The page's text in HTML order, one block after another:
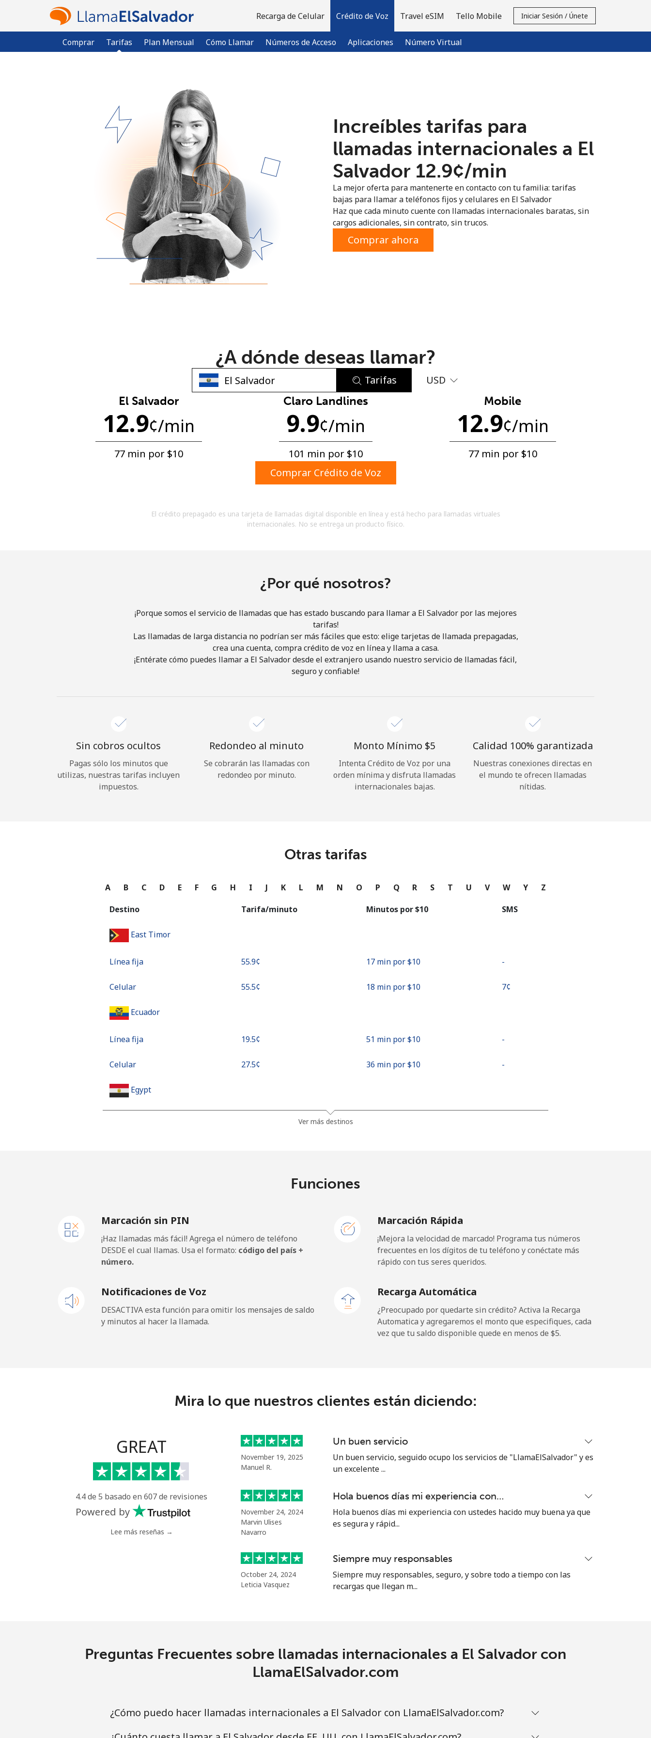
Recarga de Celular Crédito de Voz
Comprar Tarifas Plan Mensual Cómo Llamar Números de Acceso Aplicaciones Número Virtual
Travel eSIM Tello Mobile Iniciar Sesión / Únete
¿Ya tienes una cuenta? Inicia sesión →
Regístrate con
No se ha creado una contraseña
Mínimo 8 caracteres
Una letra mayúscula y una minúscula
Un caracter especial
acuerdo con estos
Términos y condiciones.
Únete
¡Hola!
Continuar con
Increíbles tarifas para
llamadas internacionales a El
Salvador ⁦12.9¢⁩/min
La mejor oferta para mantenerte en contacto con tu familia: tarifas
bajas para llamar a teléfonos fijos y celulares en El Salvador
Haz que cada minuto cuente con llamadas internacionales baratas, sin
cargos adicionales, sin contrato, sin trucos.
Comprar ahora
¿A dónde deseas llamar?
Tarifas USD
El Salvador
12.9¢/min
77 min por ⁦$10⁩
Claro Landlines
9.9¢/min
101 min por ⁦$10⁩
Mobile
12.9¢/min
77 min por ⁦$10⁩
Comprar Crédito de Voz
El crédito prepagado es una tarjeta de llamadas digital disponible en línea y está hecho para llamadas virtuales
internacionales. No se entrega un producto físico.
¿Por qué nosotros?
¡Porque somos el servicio de llamadas que has estado buscando para llamar a El Salvador por las mejores
tarifas!
Las llamadas de larga distancia no podrían ser más fáciles que esto: elige tarjetas de llamada prepagadas,
crea una cuenta, compra crédito de voz en línea y llama a casa.
¡Entérate cómo puedes llamar a El Salvador desde el extranjero usando nuestro servicio de llamadas fácil,
seguro y confiable!
Sin cobros ocultos
Pagas sólo los minutos que
utilizas, nuestras tarifas incluyen
impuestos.
Redondeo al minuto
Se cobrarán las llamadas con
redondeo por minuto.
Monto Mínimo ⁦$5⁩
Intenta Crédito de Voz por una
orden mínima y disfruta llamadas
internacionales bajas.
Calidad 100% garantizada
Nuestras conexiones directas en
el mundo te ofrecen llamadas
nítidas.
Otras tarifas
A B C D E F G H I J K L M N O P Q R S T U V W Y Z
Destino Tarifa/minuto Minutos por ⁦$10⁩ SMS
East Timor
Línea fija ⁦55.9¢⁩ 17 min por ⁦$10⁩ -
Celular ⁦55.5¢⁩ 18 min por ⁦$10⁩ ⁦7¢⁩
Ecuador
Línea fija ⁦19.5¢⁩ 51 min por ⁦$10⁩ -
Celular ⁦27.5¢⁩ 36 min por ⁦$10⁩ -
Egypt
Línea fija 77 min por ⁦$10⁩
Claro Landlines ⁦9.9¢⁩ 101 min por ⁦$10⁩ -
77 min por ⁦$10⁩
Equatorial Guinea
All country 13 min por ⁦$10⁩ -
⁦32.9¢⁩ 30 min por ⁦$10⁩
Línea fija ⁦1.5¢⁩ 665 min por ⁦$10⁩ -
Celular
Eswatini
Línea fija ⁦25.9¢⁩ 38 min por ⁦$10⁩
⁦20.5¢⁩ 48 min por ⁦$10⁩
Ver más destinos
Funciones
Marcación sin PIN
¡Haz llamadas más fácil! Agrega el número de teléfono
DESDE el cual llamas. Usa el formato: código del país +
número.
Marcación Rápida
¡Mejora la velocidad de marcado! Programa tus números
frecuentes en los dígitos de tu teléfono y conéctate más
rápido con tus seres queridos.
Notificaciones de Voz
DESACTIVA esta función para omitir los mensajes de saldo
y minutos al hacer la llamada.
Recarga Automática
¿Preocupado por quedarte sin crédito? Activa la Recarga
Automatica y agregaremos el monto que especifiques, cada
vez que tu saldo disponible quede en menos de ⁦$5⁩.
Mira lo que nuestros clientes están diciendo:
GREAT
4.4 de 5 basado en 607 de revisiones
Powered by
Lee más reseñas →
November 19, 2025
Manuel R.
Un buen servicio
Un buen servicio, seguido ocupo los servicios de "LlamaElSalvador" y es
un excelente ...
November 24, 2024
Marvin Ulises
Navarro
Hola buenos días mi experiencia con…
Hola buenos días mi experiencia con ustedes hacido muy buena ya que
es segura y rápid...
October 24, 2024
Leticia Vasquez
Siempre muy responsables
Siempre muy responsables, seguro, y sobre todo a tiempo con las
recargas que llegan m...
Preguntas Frecuentes sobre llamadas internacionales a El Salvador con
LlamaElSalvador.com
¿Cómo puedo hacer llamadas internacionales a El Salvador con LlamaElSalvador.com?